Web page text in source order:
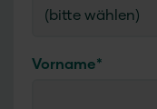
(bitte wählen)
Vorname*